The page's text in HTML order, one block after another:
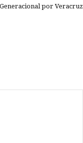
por Veracruz